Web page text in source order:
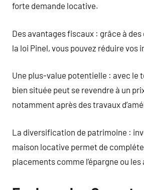
forte demande locative.
Des avantages fiscaux : grâce à
la loi Pinel, vous pouvez réduire vos
Une plus-value potentielle : avec le
bien située peut se revendre à un
notamment après des travaux
La diversification de patrimoine :
maison locative permet de
placements comme l’épargne ou